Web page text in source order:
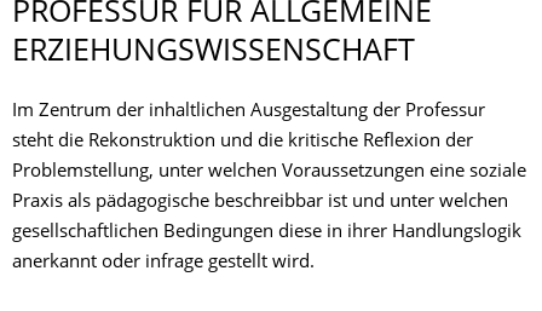
PROFESSUR FÜR ALLGEMEINE
ERZIEHUNGSWIS­SENSCHAFT
Im Zentrum der inhaltlichen Ausgestaltung der Professur
steht die Rekonstruktion und die kritische Reflexion der
Problemstellung, unter welchen Voraussetzungen eine soziale
Praxis als pädagogische beschreibbar ist und unter welchen
gesellschaftlichen Bedingungen diese in ihrer Handlungslogik
anerkannt oder infrage gestellt wird.